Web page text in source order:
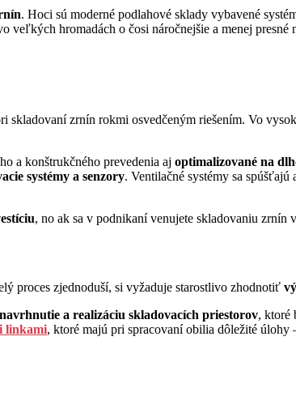
. Hoci sú moderné podlahové sklady vybavené
hromadách o čosi náročnejšie a menej presné
skladovaní zrnín rokmi osvedčeným riešením. Vo
a konštrukčného prevedenia aj optimalizované na
systémy a senzory. Ventilačné systémy sa
, no ak sa v podnikaní venujete skladovaniu zrnín
proces zjednoduší, si vyžaduje starostlivo zhodnotiť
a realizáciu skladovacích priestorov, ktoré
linkami, ktoré majú pri spracovaní obilia dôležité